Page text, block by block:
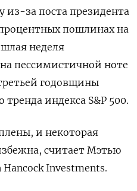
из-за поста президента
пошлинах на
неделя
пессимистичной ноте
годовщины
тренда индекса S&P 500.
и некоторая
считает Мэтью
Investments.